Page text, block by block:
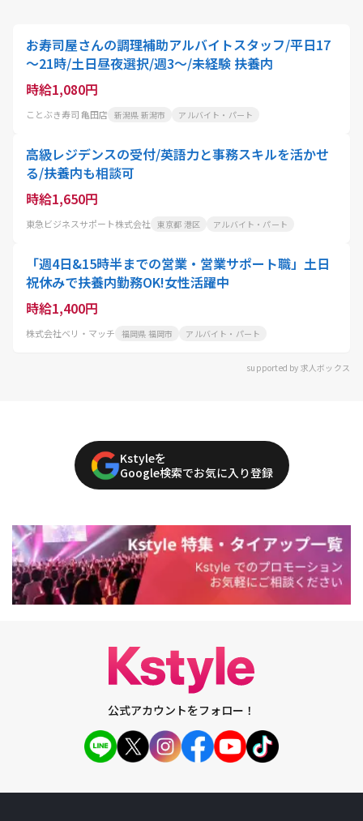
お寿司屋さんの調理補助アルバイトスタッフ/平日17
～21時/土日昼夜選択/週3～/未経験 扶養内
時給1,080円
ことぶき寿司 亀田店 新潟県 新潟市 アルバイト・パート
高級レジデンスの受付/英語力と事務スキルを活かせ
る/扶養内も相談可
時給1,650円
東急ビジネスサポート株式会社 東京都 港区 アルバイト・パート
「週4日&15時半までの営業・営業サポート職」土日
祝休みで扶養内勤務OK!女性活躍中
時給1,400円
株式会社ベリ・マッチ 福岡県 福岡市 アルバイト・パート
supported by 求人ボックス
Kstyleを
Google検索でお気に入り登録
公式アカウントをフォロー！